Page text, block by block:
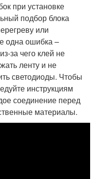
при установке
подбор блока
или
одна ошибка –
за чего клей не
ленту и не
светодиоды. Чтобы
инструкциям
соединение перед
материалы.